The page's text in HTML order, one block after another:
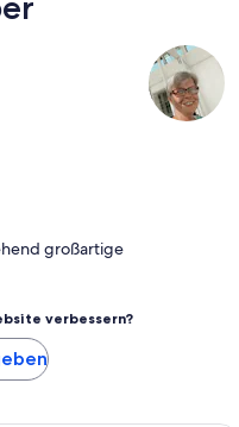
großartige
verbessern?